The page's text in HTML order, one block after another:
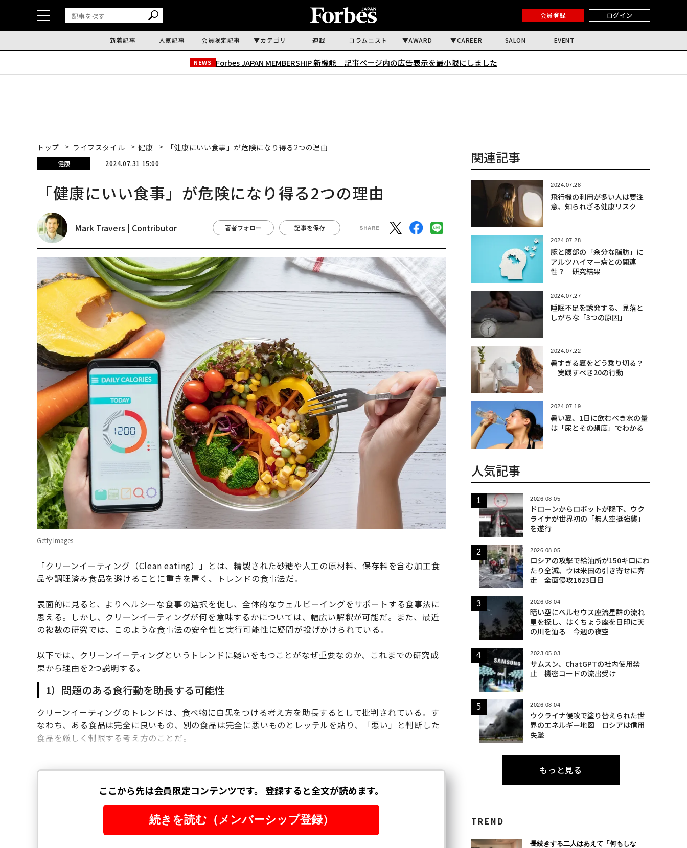
会員登録 ログイン
新着記事 人気記事 会員限定記事 カテゴリ 連載 コラムニスト AWARD CAREER SALON EVENT
NEWS Forbes JAPAN MEMBERSHIP 新機能｜ 記事ページ内の広告表示を最小限にしました
トップ ライフスタイル 健康 「健康にいい食事」が危険になり得る2つの理由
健康 2024.07.31 15:00
「健康にいい食事」が危険になり得る2つの理由
Mark Travers | Contributor 著者フォロー 記事を保存
Getty Images
「クリーンイーティング（Clean eating）」とは、精製された砂糖や人工の原材料、保存料を含む加工食
品や調理済み食品を避けることに重きを置く、トレンドの食事法だ。
表面的に見ると、よりヘルシーな食事の選択を促し、全体的なウェルビーイングをサポートする食事法に
思える。しかし、クリーンイーティングが何を意味するかについては、幅広い解釈が可能だ。また、最近
の複数の研究では、このような食事法の安全性と実行可能性に疑問が投げかけられている。
以下では、クリーンイーティングというトレンドに疑いをもつことがなぜ重要なのか、これまでの研究成
果から理由を2つ説明する。
1）問題のある食行動を助長する可能性
クリーンイーティングのトレンドは、食べ物に白黒をつける考え方を助長するとして批判されている。す
なわち、ある食品は完全に良いもの、別の食品は完全に悪いものとレッテルを貼り、「悪い」と判断した
食品を厳しく制限する考え方のことだ。
関連記事
2024.07.28
飛行機の利用が多い人は要注
意、知られざる健康リスク
2024.07.28
腕と腹部の「余分な脂肪」に
アルツハイマー病との関連
性？ 研究結果
2024.07.27
睡眠不足を誘発する、見落と
しがちな「3つの原因」
2024.07.22
暑すぎる夏をどう乗り切る？
実践すべき20の行動
2024.07.19
暑い夏、1日に飲むべき水の量
は「尿とその頻度」でわかる
人気記事
2026.08.05
ドローンからロボットが降下、ウク
ライナが世界初の「無人空挺強襲」
を遂行
2026.08.05
ロシアの攻撃で給油所が150キロにわ
たり全滅、ウは米国の引き寄せに奔
走 全面侵攻1623日目
2026.08.04
暗い空にペルセウス座流星群の流れ
星を探し、はくちょう座を目印に天
の川を辿る 今週の夜空
2023.05.03
サムスン、ChatGPTの社内使用禁
止 機密コードの流出受け
2026.08.04
ウクライナ侵攻で塗り替えられた世
界のエネルギー地図 ロシアは信用
失墜
もっと見る
TREND
長続きする二人はあえて「何もしな